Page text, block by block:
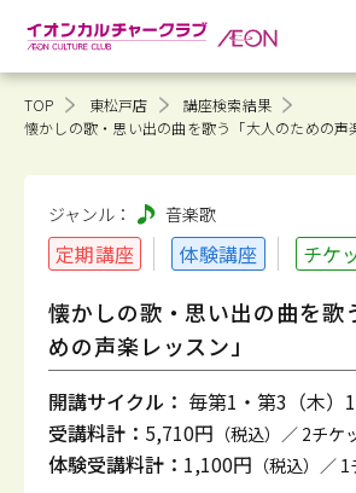
TOP 東松戸店
講座検索結果
懐かしの歌・思い出の曲を歌う「大人のための声
ジャンル： 音楽歌
定期講座 体験講座 チケ
懐かしの歌・思い出の曲を歌
めの声楽レッスン」
開講サイクル： 毎第1・第3（木）
受講料計： 5,710円 （税込）／ 2チケ
体験受講料計： 1,100円 （税込）／